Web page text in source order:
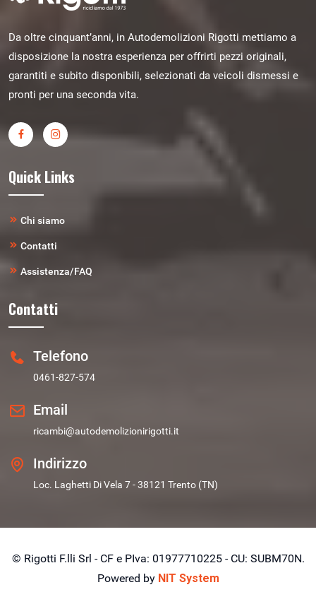
Da oltre cinquant’anni, in Autodemolizioni Rigotti mettiamo a
disposizione la nostra esperienza per offrirti pezzi originali,
garantiti e subito disponibili, selezionati da veicoli dismessi e
pronti per una seconda vita.
Quick Links
Chi siamo
Contatti
Assistenza/FAQ
Contatti
Telefono
0461-827-574
Email
ricambi@autodemolizionirigotti.it
Indirizzo
Loc. Laghetti Di Vela 7 - 38121 Trento (TN)
© Rigotti F.lli Srl - CF e PIva: 01977710225 - CU: SUBM70N.
Powered by NIT System